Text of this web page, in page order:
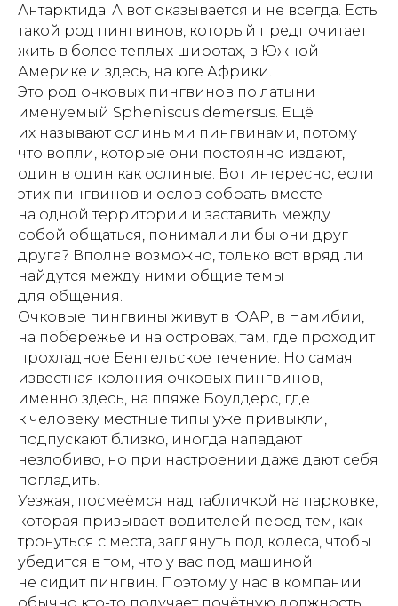
Антарктида. А вот оказывается и не всегда. Есть
такой род пингвинов, который предпочитает
жить в более теплых широтах, в Южной
Америке и здесь, на юге Африки.
Это род очковых пингвинов по латыни
именуемый Spheniscus demersus. Ещё
их называют ослиными пингвинами, потому
что вопли, которые они постоянно издают,
один в один как ослиные. Вот интересно, если
этих пингвинов и ослов собрать вместе
на одной территории и заставить между
собой общаться, понимали ли бы они друг
друга? Вполне возможно, только вот вряд ли
найдутся между ними общие темы
для общения.
Очковые пингвины живут в ЮАР, в Намибии,
на побережье и на островах, там, где проходит
прохладное Бенгельское течение. Но самая
известная колония очковых пингвинов,
именно здесь, на пляже Боулдерс, где
к человеку местные типы уже привыкли,
подпускают близко, иногда нападают
незлобиво, но при настроении даже дают себя
погладить.
Уезжая, посмеёмся над табличкой на парковке,
которая призывает водителей перед тем, как
тронуться с места, заглянуть под колеса, чтобы
убедится в том, что у вас под машиной
не сидит пингвин. Поэтому у нас в компании
обычно кто-то получает почётную должность